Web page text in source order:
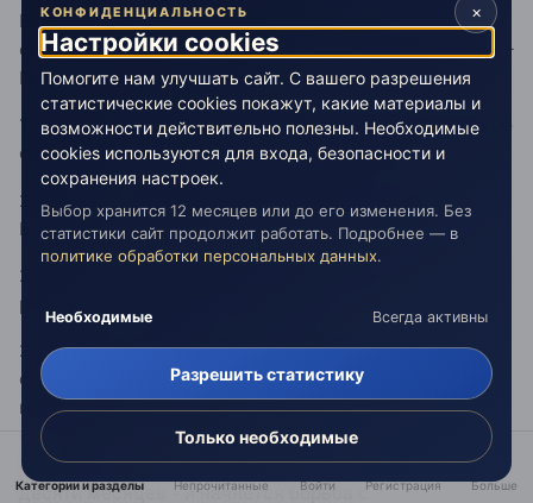
Весов – 24 Рака), Юпитер не дошел 40' до точной
оппозиции с Ураном, 18.01.1934 точный квадрат Уран –
Плутон (24 Овна – 24 Рака).
15 января - Доклад Фредерика и Ирен Жолио-Кюри об
открытии искусственной радиоактивности.
20 января - Установление на Кубе диктатуры Ф.
Батисты.
21 января - Китайский пароход загорается и тонет на
реке Янцзы. Погибает 216 человек.
26 января – 10 февраля - В Москве проходит XVII
съезд ВКП(б). На съезде будет официально
провозглашена победа генеральной линии партии в
построении социализма, а сам он войдет в историю
под названием Съезда победителей. Пройдет менее
десяти месяцев - и начнется борьба с
Категории и разделы Непрочитанные Войти Регистрация Больше
×
КОНФИДЕНЦИАЛЬНОСТЬ
Настройки cookies
Помогите нам улучшать сайт. С вашего разрешения
статистические cookies покажут, какие материалы и
возможности действительно полезны. Необходимые
cookies используются для входа, безопасности и
сохранения настроек.
Выбор хранится 12 месяцев или до его изменения. Без
статистики сайт продолжит работать. Подробнее — в
политике обработки персональных данных.
Необходимые Всегда активны
Разрешить статистику
Только необходимые